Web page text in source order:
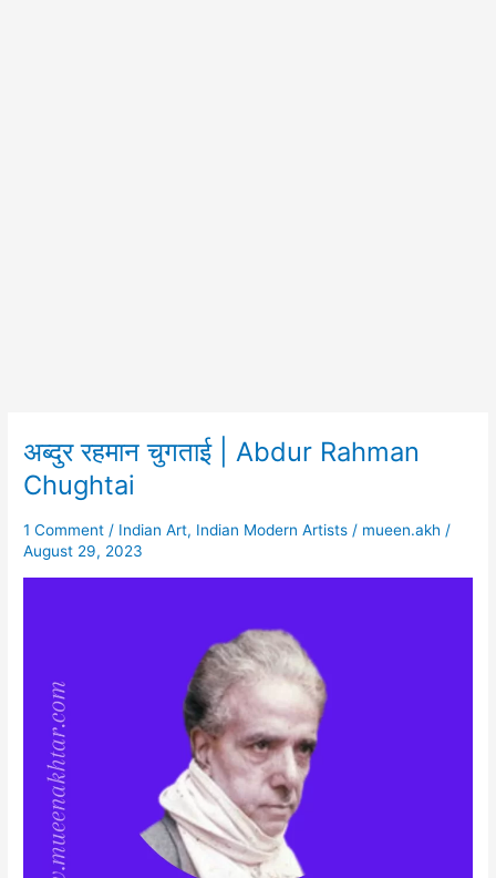
अब्दुर रहमान चुगताई | Abdur Rahman
Chughtai
1 Comment / Indian Art, Indian Modern Artists / mueen.akh/
August 29, 2023
अब्दुर
रहमान
चुगताई
Abdur